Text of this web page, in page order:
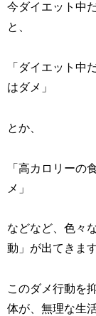
今ダイエット中
と、
「ダイエット中
はダメ」
とか、
「高カロリーの
メ」
などなど、色々
動」が出てきま
このダメ行動を
体が、無理な生